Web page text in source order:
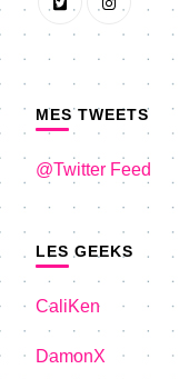
MES TWEETS
@Twitter Feed
LES GEEKS
CaliKen
DamonX